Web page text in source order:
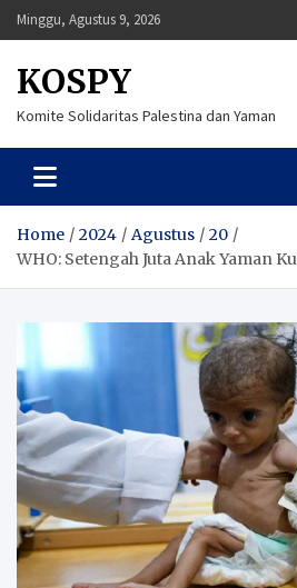
Skip
to
Minggu, Agustus 9, 2026
KOSPY
Komite Solidaritas Palestina dan Yaman
Home 2024 Agustus
20
WHO: Setengah Juta Anak Yaman